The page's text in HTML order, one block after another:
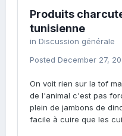
Produits
tunisienne
in Discussion générale
Posted December 27,
On voit rien sur la tof
de l'animal c'est pas
plein de jambons de
facile à cuire que les